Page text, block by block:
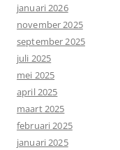
januari 2026
november 2025
september 2025
juli 2025
mei 2025
april 2025
maart 2025
februari 2025
januari 2025